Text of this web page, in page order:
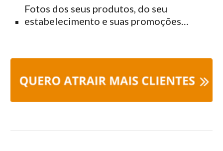
Fotos dos seus produtos, do seu
estabelecimento e suas promoções…